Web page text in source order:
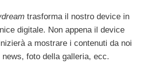
trasforma il nostro device in
digitale. Non appena il device
a mostrare i contenuti da noi
foto della galleria, ecc.